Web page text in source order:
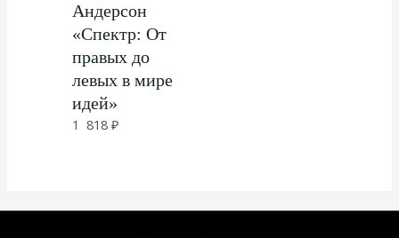
Андерсон
«Спектр: От
правых до
левых в мире
идей»
1 818 ₽